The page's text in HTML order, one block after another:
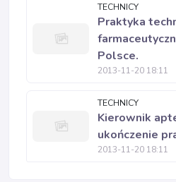
TECHNICY
Praktyka
Polsce.
2013-11-20 18:11
TECHNICY
Kierownik
ukończenie
2013-11-20 18:11